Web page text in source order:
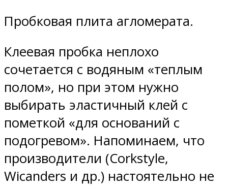
Пробковая плита агломерата.
Клеевая пробка неплохо
сочетается с водяным «теплым
полом», но при этом нужно
выбирать эластичный клей с
пометкой «для оснований с
подогревом». Напоминаем, что
производители (Corkstyle,
Wicanders и др.) настоятельно не